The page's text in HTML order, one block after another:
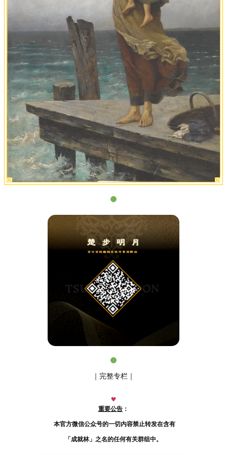
｜完整专栏｜
重要公告 ：
本官方微信公众号的一切内容禁止转发在含有
「成就林」 之名的任何有关群组中。